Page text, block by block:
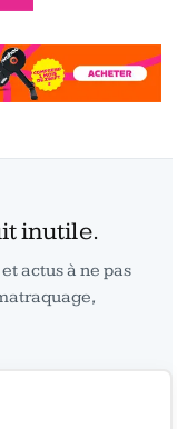
inutile.
actus à ne pas